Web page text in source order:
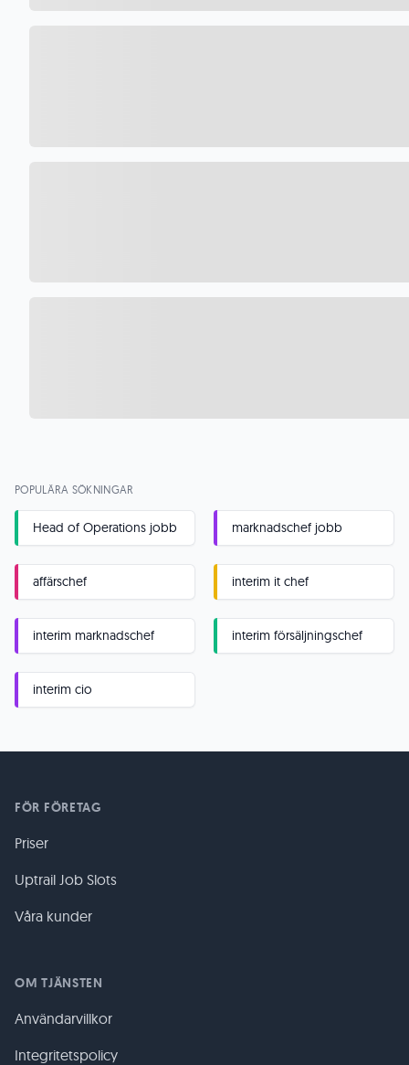
POPULÄRA SÖKNINGAR
Head of Operations jobb marknadschef jobb
affärschef interim it chef
interim marknadschef interim försäljningschef
interim cio
FÖR FÖRETAG
Priser
Uptrail Job Slots
Våra kunder
OM TJÄNSTEN
Användarvillkor
Integritetspolicy